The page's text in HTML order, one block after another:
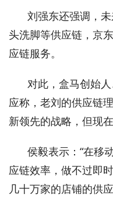
刘强东还强调，
头洗脚等供应链，京
应链服务。
对此，盒马创始
应称，老刘的供应链
新领先的战略，但现在
侯毅表示：“在移
应链效率，做不过即
几十万家的店铺的供